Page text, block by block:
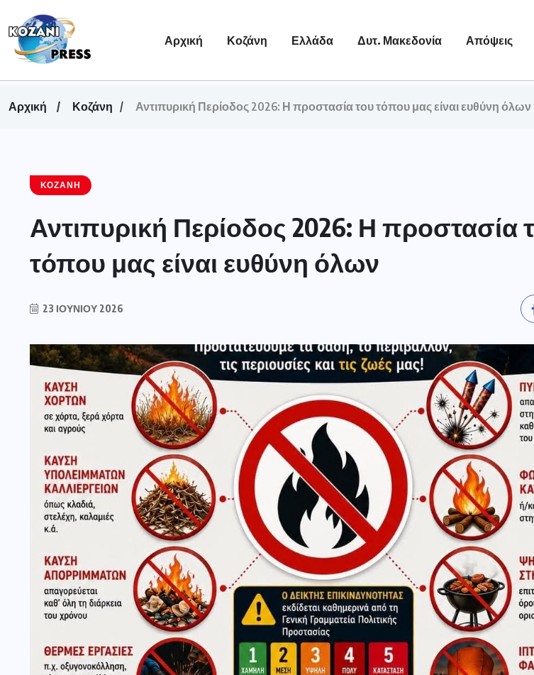
Αρχική Κοζάνη Ελλάδα Δυτ. Μακεδονία Απόψεις
Αρχική Κοζάνη Αντιπυρική Περίοδος 2026: Η προστασία του τόπου μας είναι ευθύνη όλων
ΚΟΖΆΝΗ
Αντιπυρική Περίοδος 2026: Η προστασία
τόπου μας είναι ευθύνη όλων
23 ΙΟΥΝΊΟΥ 2026